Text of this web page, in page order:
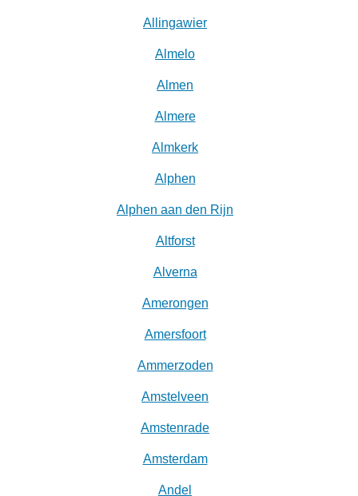
Allingawier
Almelo
Almen
Almere
Almkerk
Alphen
Alphen aan den Rijn
Altforst
Alverna
Amerongen
Amersfoort
Ammerzoden
Amstelveen
Amstenrade
Amsterdam
Andel